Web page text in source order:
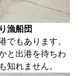
漁船団
でもあります。
と出港を待ちわ
知れません。